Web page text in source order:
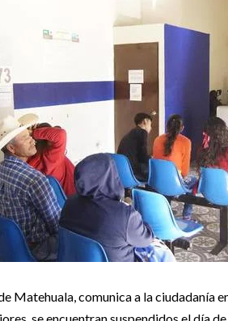
Matehuala, comunica a la ciudadanía